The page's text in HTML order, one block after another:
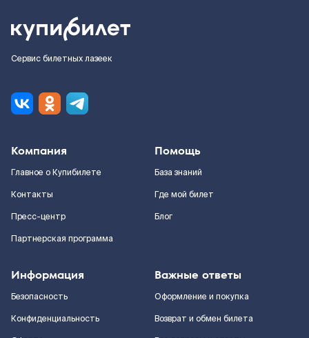
Сервис билетных лазеек
Компания
Главное о Купибилете
Контакты
Пресс-центр
Партнерская программа
Помощь
База знаний
Где мой билет
Блог
Информация
Безопасность
Конфиденциальность
Важные ответы
Оформление и покупка
Возврат и обмен билета